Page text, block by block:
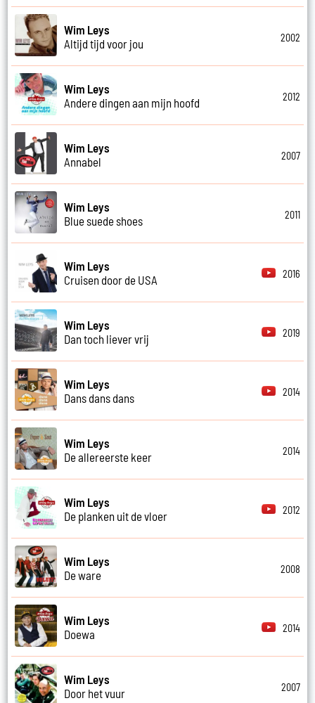
Wim Leys
Altijd tijd voor jou
2002
Wim Leys
Andere dingen aan mijn hoofd
2012
Wim Leys
Annabel
2007
Wim Leys
Blue suede shoes
2011
Wim Leys
Cruisen door de USA
2016
Wim Leys
Dan toch liever vrij
2019
Wim Leys
Dans dans dans
2014
Wim Leys
De allereerste keer
2014
Wim Leys
De planken uit de vloer
2012
Wim Leys
De ware
2008
Wim Leys
Doewa
2014
Wim Leys
Door het vuur
2007